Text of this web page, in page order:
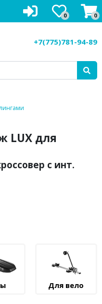
0 0
+7(775)781-94-89
LUX для
с инт.
Для вело